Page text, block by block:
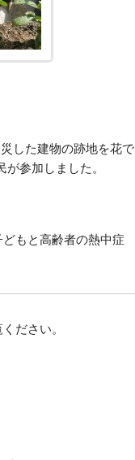
した建物の跡地を花で
参加しました。
もと高齢者の熱中症
ださい。